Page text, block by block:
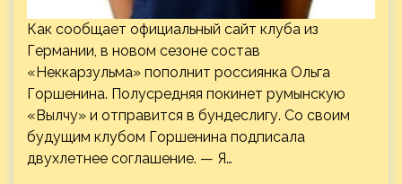
Как сообщает официальный сайт клуба из
Германии, в новом сезоне состав
«Неккарзульма» пополнит россиянка Ольга
Горшенина. Полусредняя покинет румынскую
«Вылчу» и отправится в бундеслигу. Со своим
будущим клубом Горшенина подписала
двухлетнее соглашение. — Я…